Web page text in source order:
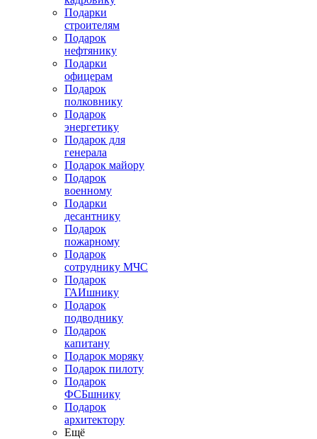
Подарки
строителям
Подарок
нефтянику
Подарки
офицерам
Подарок
полковнику
Подарок
энергетику
Подарок для
генерала
Подарок майору
Подарок
военному
Подарки
десантнику
Подарок
пожарному
Подарок
сотруднику МЧС
Подарок
ГАИшнику
Подарок
подводнику
Подарок
капитану
Подарок моряку
Подарок пилоту
Подарок
ФСБшнику
Подарок
архитектору
Ещё